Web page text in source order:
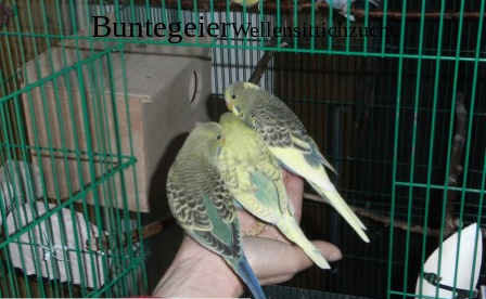
BuntegeierWellensittichzucht